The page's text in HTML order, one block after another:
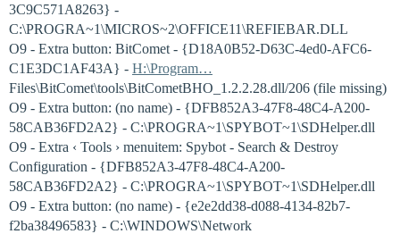
3C9C571A8263} -
C:\PROGRA~1\MICROS~2\OFFICE11\REFIEBAR.DLL
O9 - Extra button: BitComet - {D18A0B52-D63C-4ed0-AFC6-
C1E3DC1AF43A} - H:\Program…
Files\BitComet\tools\BitCometBHO_1.2.2.28.dll/206 (file missing)
O9 - Extra button: (no name) - {DFB852A3-47F8-48C4-A200-
58CAB36FD2A2} - C:\PROGRA~1\SPYBOT~1\SDHelper.dll
O9 - Extra ‹ Tools › menuitem: Spybot - Search & Destroy
Configuration - {DFB852A3-47F8-48C4-A200-
58CAB36FD2A2} - C:\PROGRA~1\SPYBOT~1\SDHelper.dll
O9 - Extra button: (no name) - {e2e2dd38-d088-4134-82b7-
f2ba38496583} - C:\WINDOWS\Network